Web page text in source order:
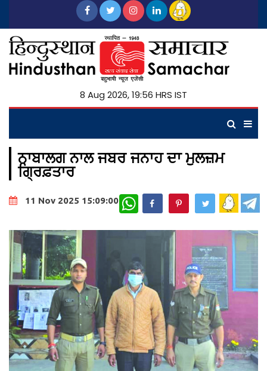
8 Aug 2026, 19:56 HRS IST
ਨਾਬਾਲਗ ਨਾਲ ਜਬਰ ਜਨਾਹ ਦਾ ਮੁਲਜ਼ਮ
ਗ੍ਰਿਫ਼ਤਾਰ
11 Nov 2025 15:09:00 WhatsApp